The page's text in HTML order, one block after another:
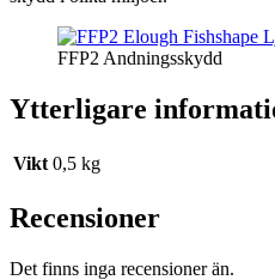
FFP2 Andningsskydd
Ytterligare
Vikt 0,5 kg
Recensioner
Det finns inga recensioner än.